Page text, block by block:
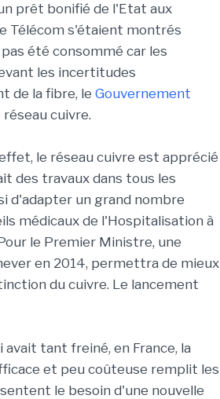
prêt bonifié de l'Etat aux
Télécom s'étaient montrés
été consommé car les
les incertitudes
de la fibre, le Gouvernement
cuivre.
le réseau cuivre est apprécié
des travaux dans tous les
d'adapter un grand nombre
médicaux de l'Hospitalisation à
le Premier Ministre, une
en 2014, permettra de mieux
du cuivre. Le lancement
tant freiné, en France, la
et peu coûteuse remplit les
le besoin d'une nouvelle